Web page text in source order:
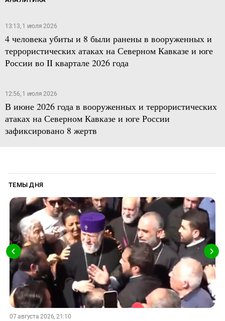
13:13, 1 июля 2026
4 человека убиты и 8 были ранены в вооруженных и
террористических атаках на Северном Кавказе и юге
России во II квартале 2026 года
12:56, 1 июля 2026
В июне 2026 года в вооруженных и террористических
атаках на Северном Кавказе и юге России
зафиксировано 8 жертв
ТЕМЫ ДНЯ
07 августа 2026, 21:10